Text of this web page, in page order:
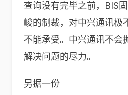
查询没有完毕之前，BIS
峻的制裁，对中兴通讯极
不能承受。中兴通讯不会
解决问题的尽力。
另据一份